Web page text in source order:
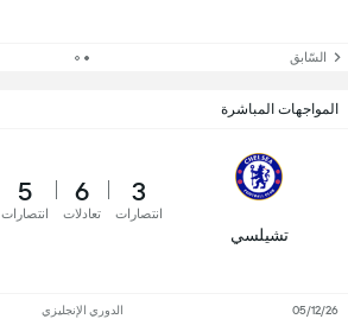
السّابق
المواجهات المباشرة
تشيلسي
3
انتصارات
6
تعادلات
5
انتصارات
الدوري الإنجليزي 05/12/26